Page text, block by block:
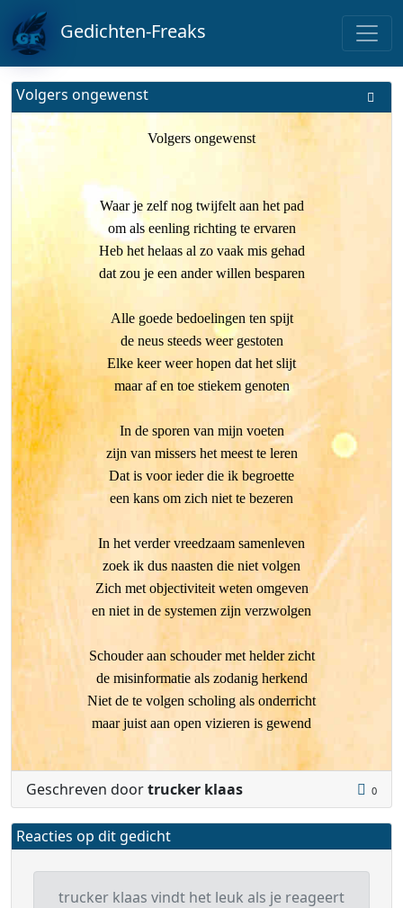
Gedichten-Freaks
Volgers ongewenst
Volgers ongewenst
Waar je zelf nog twijfelt aan het pad
om als eenling richting te ervaren
Heb het helaas al zo vaak mis gehad
dat zou je een ander willen besparen
Alle goede bedoelingen ten spijt
de neus steeds weer gestoten
Elke keer weer hopen dat het slijt
maar af en toe stiekem genoten
In de sporen van mijn voeten
zijn van missers het meest te leren
Dat is voor ieder die ik begroette
een kans om zich niet te bezeren
In het verder vreedzaam samenleven
zoek ik dus naasten die niet volgen
Zich met objectiviteit weten omgeven
en niet in de systemen zijn verzwolgen
Schouder aan schouder met helder zicht
de misinformatie als zodanig herkend
Niet de te volgen scholing als onderricht
maar juist aan open vizieren is gewend
Geschreven doortrucker klaas 0
Reacties op dit gedicht
trucker klaas vindt het leuk als je reageert